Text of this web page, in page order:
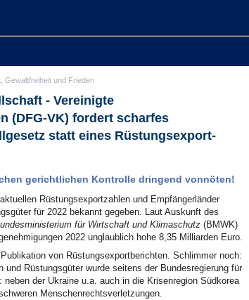
Gewaltfreiheit und Frieden
- Vereinigte
(DFG-VK) fordert scharfes
statt eines Rüstungsexport-
gerichtlichen Kontrolle dringend vonnöten!
Rüstungsexportzahlen und Empfängerländer
für 2022 bekannt gegeben. Laut Auskunft des
für Wirtschaft und Klimaschutz (BMWK)
2022 unglaublich hohe 8,35 Milliarden Euro.
von Rüstungsexportberichten. Schlimmer noch:
und Rüstungsgüter wurde seitens der Bundesregierung für
der Ukraine u.a. auch in die Krisenregion Südkorea
Menschenrechtsverletzungen.